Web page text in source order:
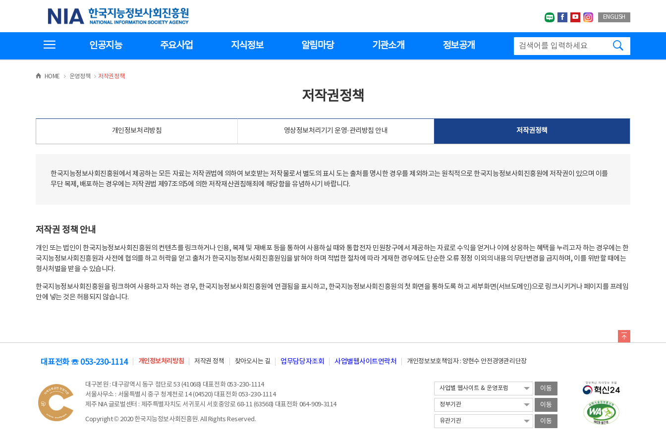
기
한국지능정보사회진흥원
네이버블로그
페이스북
유투브인스타그랩
ENGLISH
인공지능 주요사업 지식정보 알림마당 기관소개 정보공개
HOME >운영정책 >
저작권정책
저작권정책
개인정보처리방침 영상정보처리기기 운영·관리방침 안내 저작권정책
한국지능정보사회진흥원에서 제공하는 모든 자료는 저작권법에 의하여 보호받는 저작물로서 별도의 표시 도는 출처를 명시한 경우를 제외하고는 원칙적으로 한국지능정보사회진흥원에 저작권이 있으며 이를
무단 복제, 배포하는 경우에는 저작권법 제97조의5에 의한 저작재산권침해죄에 해당함을 유념하시기 바랍니다.
저작권 정책 안내
개인 또는 법인이 한국지능정보사회진흥원의 컨텐츠를 링크하거나 인용, 복제 및 재배포 등을 통하여 사용하실 때와 통합전자 민원창구에서 제공하는 자료로 수익을 얻거나 이에 상응하는 혜택을 누리고자 하는 경우에는 한
국지능정보사회진흥원과 사전에 협의를 하고 허락을 얻고 출처가 한국지능정보사회진흥원임을 밝혀야 하며 적법한 절차에 따라 게재한 경우에도 단순한 오류 정정 이외의 내용의 무단변경을 금지하며, 이를 위반할 때에는
형사처벌을 받을 수 있습니다.
한국지능정보사회진흥원을 링크하여 사용하고자 하는 경우, 한국지능정보사회진흥원에 연결됨을 표시하고, 한국지능정보사회진흥원의 첫 화면을 통하도록 하고 세부화면(서브도메인)으로 링크시키거나 페이지를 프레임
안에 넣는 것은 허용되지 않습니다.
대표전화 ☏ 053-230-1114 개인정보처리방침 저작권 정책 찾아오시는 길 업무담당자조회 사업별웹사이트연락처 개인정보보호책임자 : 양현수 안전경영관리단장
대구본원 : 대구광역시 동구 첨단로 53 (41068) 대표전화 053-230-1114
서울사무소 : 서울특별시 중구 청계천로 14 (04520) 대표전화 053-230-1114
제주 NIA 글로벌센터 : 제주특별자치도 서귀포시 서호중앙로 68-11 (63568) 대표전화 064-909-3114
Copyright © 2020 한국지능정보사회진흥원. All Rights Reserved.
이동
이동
이동